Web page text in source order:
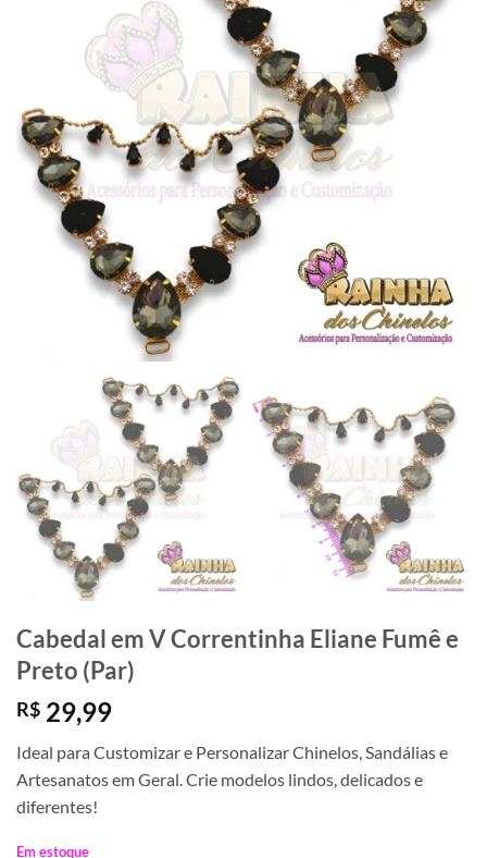
Cabedal em V Correntinha Eliane Fumê e
Preto (Par)
R$ 29,99
Ideal para Customizar e Personalizar Chinelos, Sandálias e
Artesanatos em Geral. Crie modelos lindos, delicados e
diferentes!
Em estoque